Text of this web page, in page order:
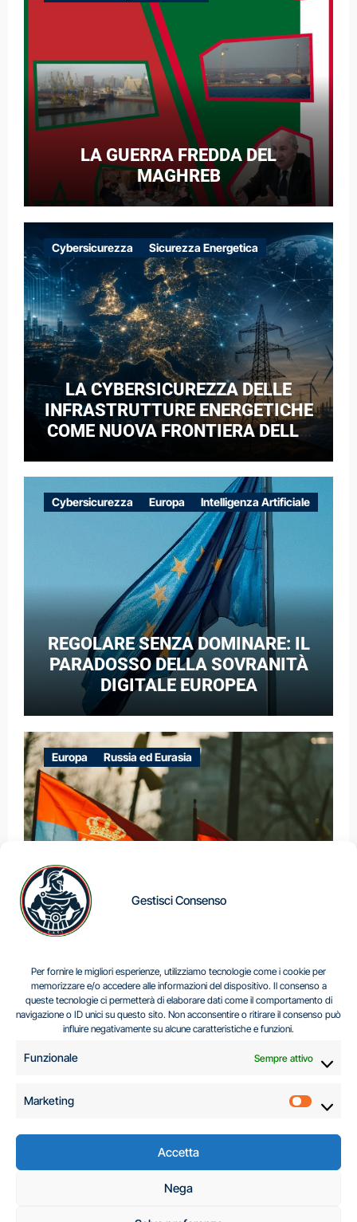
Gestisci Consenso
Per fornire le migliori esperienze, utilizziamo tecnologie come i cookie per
memorizzare e/o accedere alle informazioni del dispositivo. Il consenso a
queste tecnologie ci permetterà di elaborare dati come il comportamento di
navigazione o ID unici su questo sito. Non acconsentire o ritirare il consenso può
influire negativamente su alcune caratteristiche e funzioni.
Funzionale Sempre attivo
Marketing
Accetta
Nega
LA GUERRA FREDDA DEL
MAGHREB
Cybersicurezza Sicurezza Energetica
LA CYBERSICUREZZA DELLE
INFRASTRUTTURE ENERGETICHE
COME NUOVA FRONTIERA DELLA
CASO DELLE RETI ELETTRICHE
EUROPEE NEL CONTESTO DELLA
GUERRA IBRIDA
Cybersicurezza Europa Intelligenza Artificiale
REGOLARE SENZA DOMINARE: IL
PARADOSSO DELLA SOVRANITÀ
DIGITALE EUROPEA
Europa Russia ed Eurasia
Centro Analisi e Studi Italus © Tutti i diritti riservati
C.A.S.I. – Centro